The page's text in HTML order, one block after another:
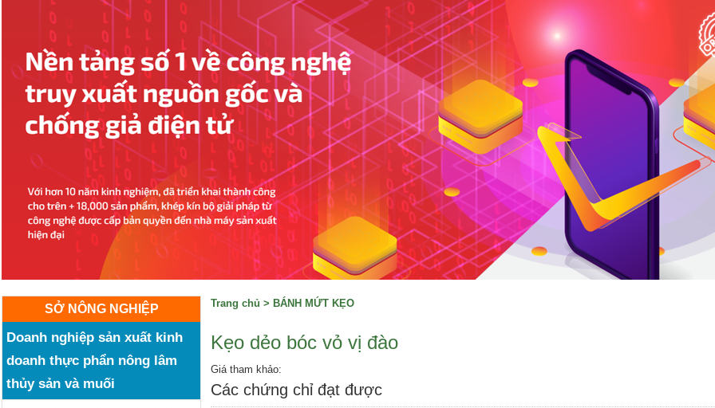
SỞ NÔNG NGHIỆP
Doanh nghiệp sản xuất kinh
doanh thực phẩn nông lâm
thủy sản và muối
Trang chủ > BÁNH MỨT KẸO
Kẹo dẻo bóc vỏ vị đào
Giá tham khảo:
Các chứng chỉ đạt được